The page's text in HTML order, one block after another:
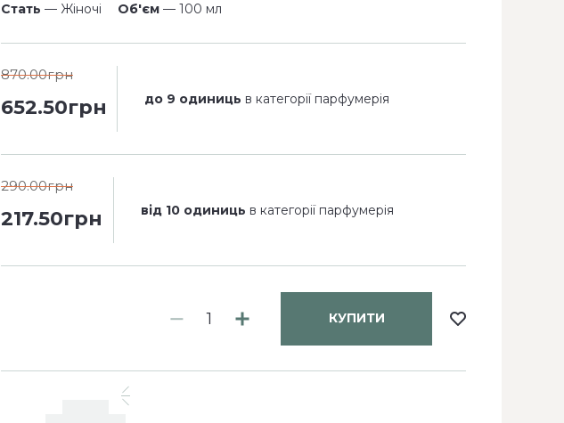
Стать — Жіночі Об'єм — 100 мл
870.00грн
652.50грн до 9 одиниць в категорії парфумерія
290.00грн
217.50грн від 10 одиниць в категорії парфумерія
КУПИТИ